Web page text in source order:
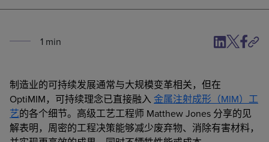
1 min
制造业的可持续发展通常与大规模变革相关，但在
OptiMIM，可持续理念已直接融入 金属注射成形（MIM）工
艺的各个细节。高级工艺工程师 Matthew Jones 分享的见
解表明，周密的工程决策能够减少废弃物、消除有害材料，